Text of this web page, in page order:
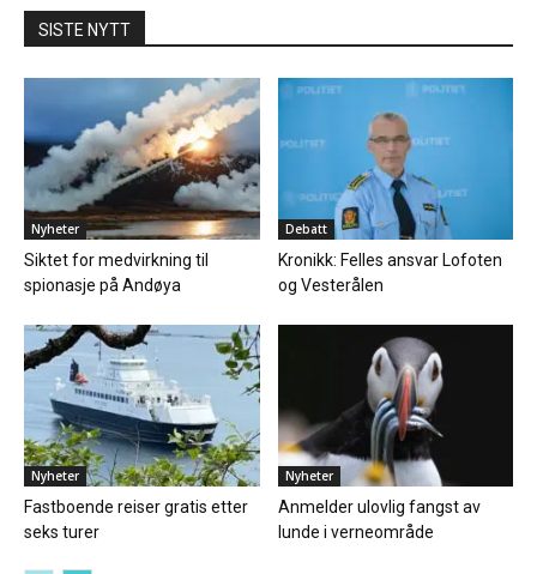
SISTE NYTT
Nyheter
Siktet for medvirkning til
spionasje på Andøya
Debatt
Kronikk: Felles ansvar Lofoten
og Vesterålen
Nyheter
Fastboende reiser gratis etter
seks turer
Nyheter
Anmelder ulovlig fangst av
lunde i verneområde